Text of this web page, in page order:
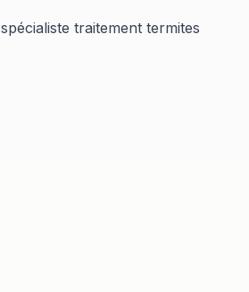
spécialiste traitement termites